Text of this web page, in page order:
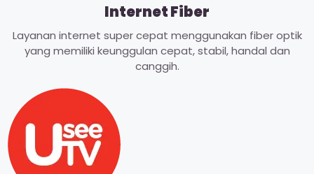
Internet Fiber
Layanan internet super cepat menggunakan fiber optik
yang memiliki keunggulan cepat, stabil, handal dan
canggih.